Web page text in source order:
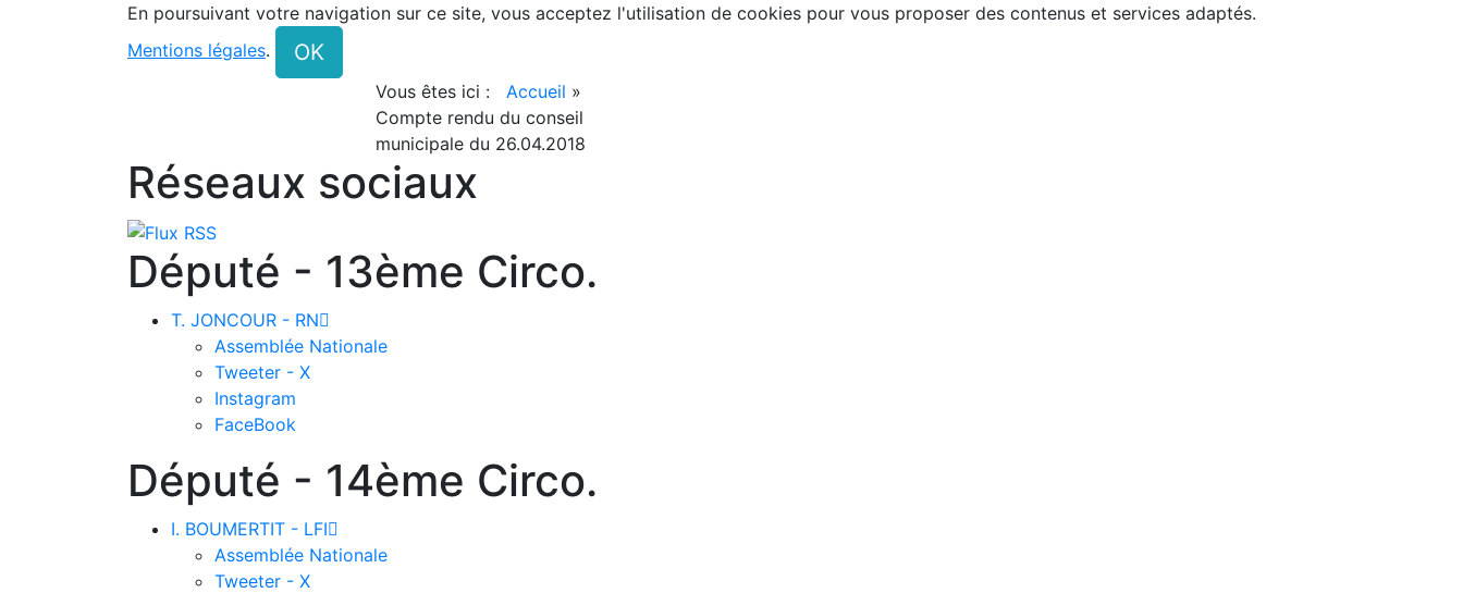
En poursuivant votre navigation sur ce site, vous acceptez l'utilisation de cookies pour vous proposer des contenus et services adaptés.
Mentions légales. OK
Vous êtes ici : Accueil »
Compte rendu du conseil
municipale du 26.04.2018
Réseaux sociaux
Député - 13ème Circo.
T. JONCOUR - RN
Assemblée Nationale
Tweeter - X
Instagram
FaceBook
Député - 14ème Circo.
I. BOUMERTIT - LFI
Assemblée Nationale
Tweeter - X